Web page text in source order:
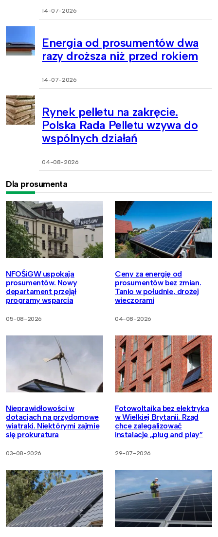
14-07-2026
Energia od prosumentów dwa
razy droższa niż przed rokiem
14-07-2026
Rynek pelletu na zakręcie.
Polska Rada Pelletu wzywa do
wspólnych działań
04-08-2026
Dla prosumenta
NFOŚiGW uspokaja
prosumentów. Nowy
departament przejął
programy wsparcia
05-08-2026
Ceny za energię od
prosumentów bez zmian.
Tanio w południe, drożej
wieczorami
04-08-2026
Nieprawidłowości w
dotacjach na przydomowe
wiatraki. Niektórymi zajmie
się prokuratura
03-08-2026
Fotowoltaika bez elektryka
w Wielkiej Brytanii. Rząd
chce zalegalizować
instalacje „plug and play”
29-07-2026